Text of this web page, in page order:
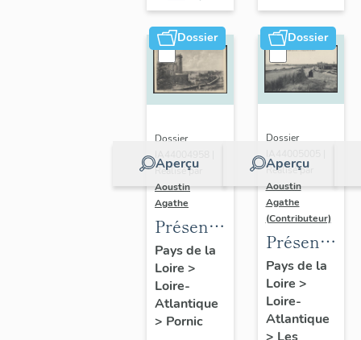
Dossier
Aperçu
Dossier
Réalisé par
Aoustin
Agathe
Présentation
de la
commune
de
Pornic
Pays de la
Loire >
Loire-
Atlantique
> Pornic
Dossier
Aperçu
Dossier
Réalisé par
Aoustin
Agathe
(Contributeur)
de la
commune
des
Moutiers-
Pays de la
Loire >
Loire-
Atlantique